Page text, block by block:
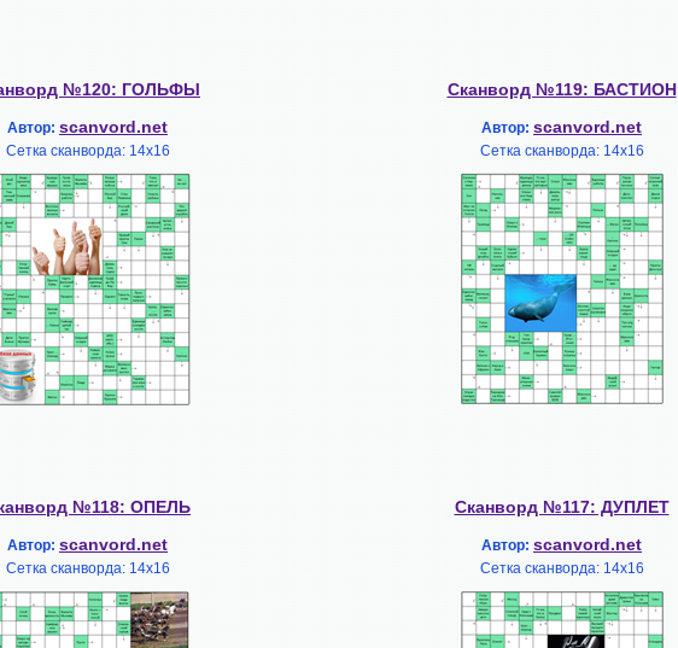
№120: ГОЛЬФЫ
Автор: scanvord.net
Сетка сканворда: 14х16
Сканворд №119: БАСТИОН
Автор: scanvord.net
Сетка сканворда: 14х16
№118: ОПЕЛЬ
Автор: scanvord.net
Сетка сканворда: 14х16
Сканворд №117: ДУПЛЕТ
Автор: scanvord.net
Сетка сканворда: 14х16